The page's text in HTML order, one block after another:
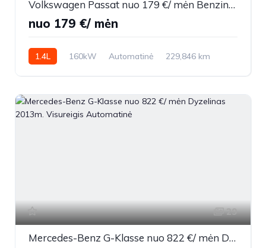
Volkswagen Passat nuo 179 €/ mėn Benzinas/Elektra 2015m. Universalas Automatinė
nuo 179 €/ mėn
1.4L 160kW Automatinė
229,846 km
29
Mercedes-Benz G-Klasse nuo 822 €/ mėn Dyzelinas 2013m. Visureigis Automatinė